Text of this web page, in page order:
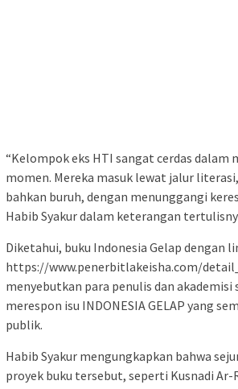
“Kelompok eks HTI sangat cerdas dalam
momen. Mereka masuk lewat jalur
bahkan buruh, dengan menunggangi
Habib Syakur dalam keterangan
Diketahui, buku Indonesia Gelap dengan
https://www.penerbitlakeisha.com/
menyebutkan para penulis dan
merespon isu INDONESIA GELAP yang
publik.
Habib Syakur mengungkapkan bahwa
proyek buku tersebut, seperti Kusnadi Ar-